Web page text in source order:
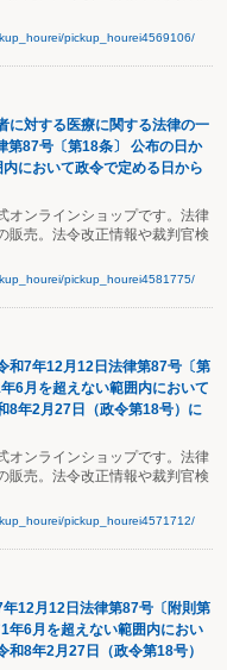
pickup_hourei4569106/
に対する医療に関する法律の一
第87号〔第18条〕 公布の日か
において政令で定める日から
オンラインショップです。法律
販売。法令改正情報や裁判官検
pickup_hourei4581775/
和7年12月12日法律第87号〔第
6月を超えない範囲内において
8年2月27日（政令第18号）に
オンラインショップです。法律
販売。法令改正情報や裁判官検
pickup_hourei4571712/
12月12日法律第87号〔附則第
年6月を超えない範囲内におい
8年2月27日（政令第18号）